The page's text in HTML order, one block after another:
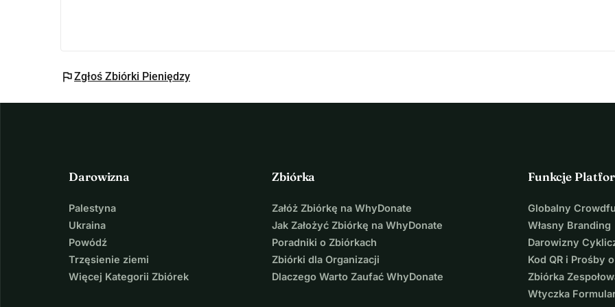
flagZgłoś Zbiórki Pieniędzy
Darowizna
Palestyna
Ukraina
Powódź
Trzęsienie ziemi
Więcej Kategorii Zbiórek
Zbiórka
Załóż Zbiórkę na WhyDonate
Jak Założyć Zbiórkę na WhyDonate
Poradniki o Zbiórkach
Zbiórki dla Organizacji
Dlaczego Warto Zaufać WhyDonate
Funkcje
Globalny
Własny Branding
Darowizny
Kod QR i Prośby
Zbiórka
Wtyczka